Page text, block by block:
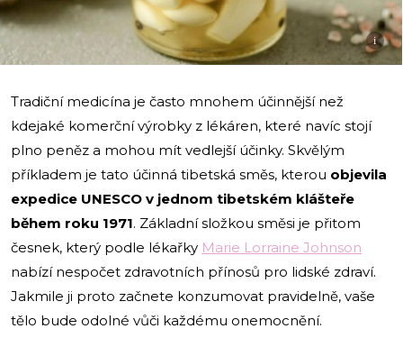
i
Tradiční medicína je často mnohem účinnější než
kdejaké komerční výrobky z lékáren, které navíc stojí
plno peněz a mohou mít vedlejší účinky. Skvělým
příkladem je tato účinná tibetská směs, kterou objevila
expedice UNESCO v jednom tibetském klášteře
během roku 1971. Základní složkou směsi je přitom
česnek, který podle lékařky Marie Lorraine Johnson
nabízí nespočet zdravotních přínosů pro lidské zdraví.
Jakmile ji proto začnete konzumovat pravidelně, vaše
tělo bude odolné vůči každému onemocnění.